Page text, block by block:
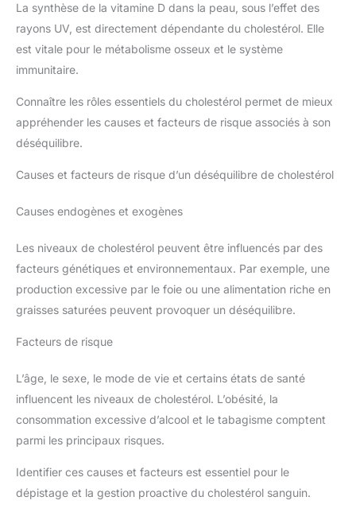
La synthèse de la vitamine D dans la peau, sous l’effet des
rayons UV, est directement dépendante du cholestérol. Elle
est vitale pour le métabolisme osseux et le système
immunitaire.
Connaître les rôles essentiels du cholestérol permet de mieux
appréhender les causes et facteurs de risque associés à son
déséquilibre.
Causes et facteurs de risque d’un déséquilibre de cholestérol
Causes endogènes et exogènes
Les niveaux de cholestérol peuvent être influencés par des
facteurs génétiques et environnementaux. Par exemple, une
production excessive par le foie ou une alimentation riche en
graisses saturées peuvent provoquer un déséquilibre.
Facteurs de risque
L’âge, le sexe, le mode de vie et certains états de santé
influencent les niveaux de cholestérol. L’obésité, la
consommation excessive d’alcool et le tabagisme comptent
parmi les principaux risques.
Identifier ces causes et facteurs est essentiel pour le
dépistage et la gestion proactive du cholestérol sanguin.